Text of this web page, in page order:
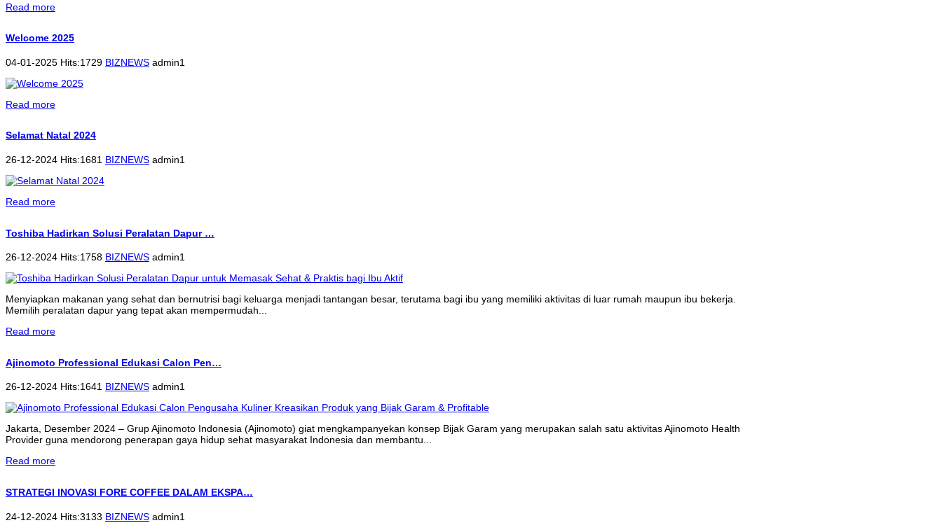
Read more
Welcome 2025
04-01-2025 Hits:1729 BIZNEWS admin1
Read more
Selamat Natal 2024
26-12-2024 Hits:1681 BIZNEWS admin1
Read more
Toshiba Hadirkan Solusi Peralatan Dapur …
26-12-2024 Hits:1758 BIZNEWS admin1
Menyiapkan makanan yang sehat dan bernutrisi bagi keluarga menjadi tantangan besar, terutama bagi ibu yang memiliki aktivitas di luar rumah maupun ibu bekerja.
Memilih peralatan dapur yang tepat akan mempermudah...
Read more
Ajinomoto Professional Edukasi Calon Pen…
26-12-2024 Hits:1641 BIZNEWS admin1
Jakarta, Desember 2024 – Grup Ajinomoto Indonesia (Ajinomoto) giat mengkampanyekan konsep Bijak Garam yang merupakan salah satu aktivitas Ajinomoto Health
Provider guna mendorong penerapan gaya hidup sehat masyarakat Indonesia dan membantu...
Read more
STRATEGI INOVASI FORE COFFEE DALAM EKSPA…
24-12-2024 Hits:3133 BIZNEWS admin1